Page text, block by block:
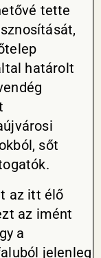
tette
határolt
sőt
az itt élő
az imént
a
jelenleg